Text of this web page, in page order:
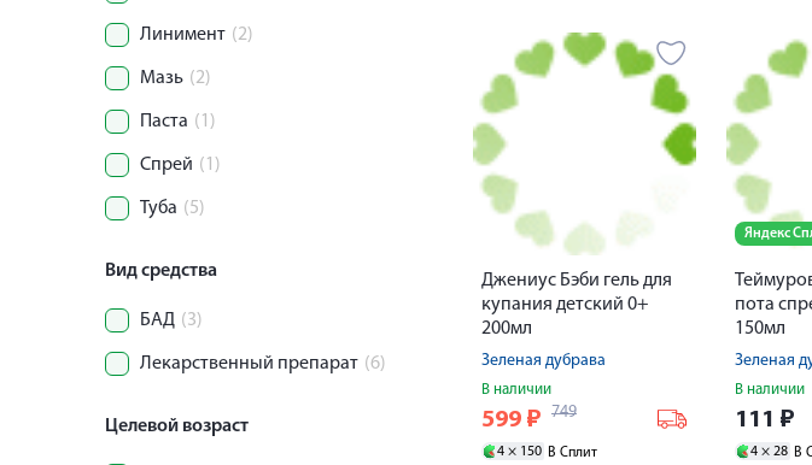
Линимент (2)
Мазь (2)
Паста (1)
Спрей (1)
Туба (5)
Вид средства
БАД (3)
Лекарственный препарат (6)
Целевой возраст
Джениус Бэби гель для
купания детский 0+
200мл
Зеленая дубрава
В наличии
599 ₽ 749
4 × 150 В Сплит
Яндекс
пота
150мл
Зеленая
В наличии
111 ₽
4 × 28 В